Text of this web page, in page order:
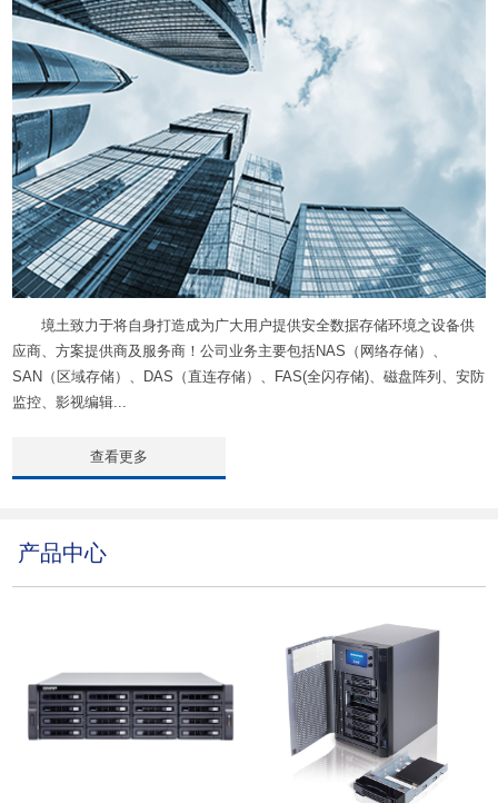
境土致力于将自身打造成为广大用户提供安全数据存储环境之设备供
应商、方案提供商及服务商！公司业务主要包括NAS（网络存储）、
SAN（区域存储）、DAS（直连存储）、FAS(全闪存储)、磁盘阵列、安防
监控、影视编辑...
查看更多
产品中心